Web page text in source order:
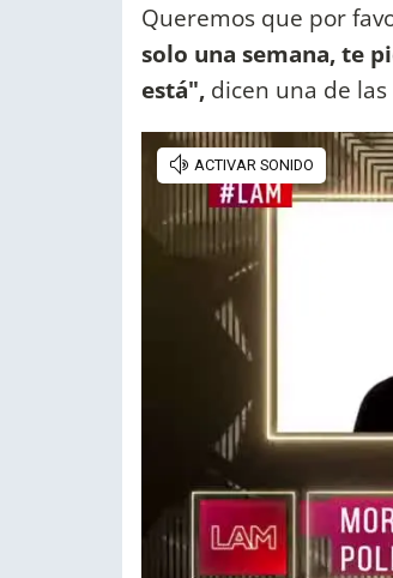
Queremos que por
solo una semana, te
está", dicen una de